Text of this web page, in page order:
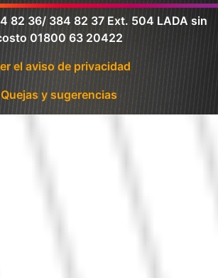
82 36/ 384 82 37 Ext. 504 LADA sin
01800 63 20422
el aviso de privacidad
Quejas y sugerencias